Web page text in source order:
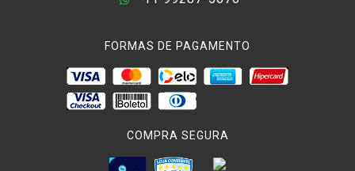
FORMAS DE PAGAMENTO
COMPRA SEGURA